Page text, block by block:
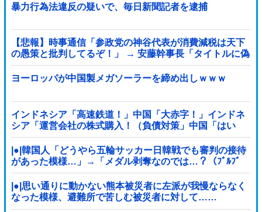
暴力行為法違反の疑いで、毎日新聞記者を逮捕
【悲報】時事通信「参政党の神谷代表が消費減税は天下
の愚策と批判してるぞ！」 → 安藤幹事長「タイトルに偽
りあり！『参政党は消費税廃止派、減税派』」ｗｗｗｗ
ｗｗｗｗ
ヨーロッパが中国製メガソーラーを締め出しｗｗｗ
インドネシア「高速鉄道！」中国「大赤字！」インドネ
シア「運営会社の株式購入！（負債対策」中国「はい
（巨額負債」インドネシア「700km延伸計画！（実質中
止」→
|●|韓国人「どうやら五輪サッカー日韓戦でも審判の接待
があった模様…」→「メダル剥奪なのでは…？（ﾌﾞﾙﾌﾞ
ﾙ」＝韓国の反応
|●|思い通りに動かない熊本被災者に左派が我慢ならなく
なった模様、避難所で苦しむ被災者に対して……